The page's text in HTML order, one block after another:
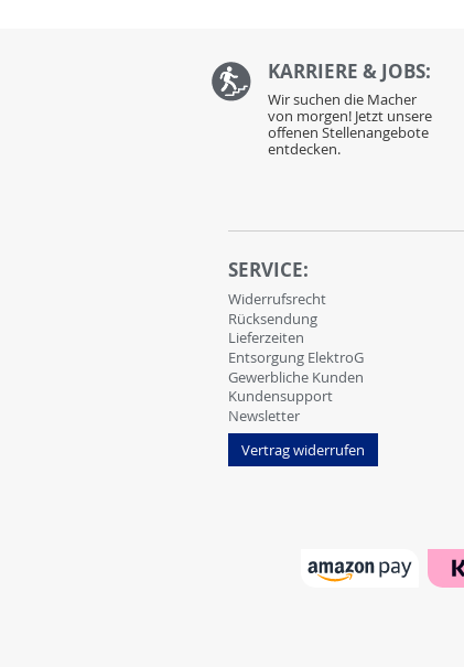
KARRIERE & JOBS:
Wir suchen die Macher
von morgen! Jetzt unsere
offenen Stellenangebote
entdecken.
SERVICE:
Widerrufsrecht
Rücksendung
Lieferzeiten
Entsorgung ElektroG
Gewerbliche Kunden
Kundensupport
Newsletter
Vertrag widerrufen